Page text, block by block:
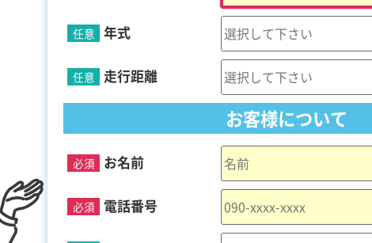
年式
任意
走行距離
任意
お客様について
お名前
必須
電話番号
必須